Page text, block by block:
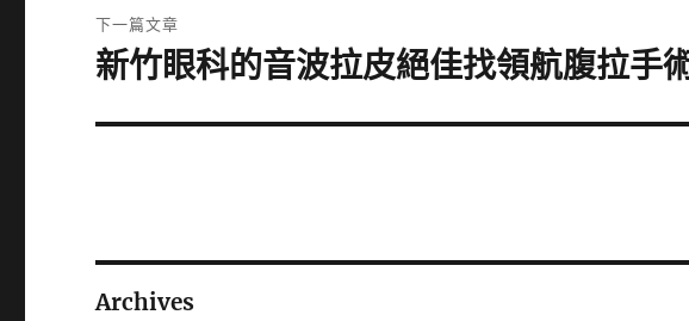
文
章:
下一篇文章
下
篇
新竹眼科的音波拉皮絕佳找領航腹拉手
Archives